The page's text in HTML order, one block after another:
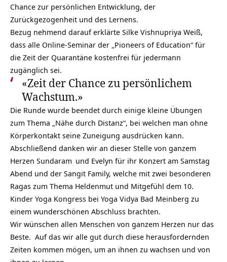
Chance zur persönlichen Entwicklung, der
Zurückgezogenheit und des Lernens.
Bezug nehmend darauf erklärte Silke Vishnupriya Weiß,
dass alle Online-Seminar der „Pioneers of Education“ für
die Zeit der Quarantäne kostenfrei für jedermann
zugänglich sei.
«Zeit der Chance zu persönlichem
Wachstum.»
Die Runde wurde beendet durch einige kleine Übungen
zum Thema „Nähe durch Distanz“, bei welchen man ohne
Körperkontakt seine Zuneigung ausdrücken kann.
Abschließend danken wir an dieser Stelle von ganzem
Herzen Sundaram und Evelyn für ihr Konzert am Samstag
Abend und der Sangit Family, welche mit zwei besonderen
Ragas zum Thema Heldenmut und Mitgefühl dem 10.
Kinder Yoga Kongress bei Yoga Vidya Bad Meinberg zu
einem wunderschönen Abschluss brachten.
Wir wünschen allen Menschen von ganzem Herzen nur das
Beste. Auf das wir alle gut durch diese herausfordernden
Zeiten kommen mögen, um an ihnen zu wachsen und von